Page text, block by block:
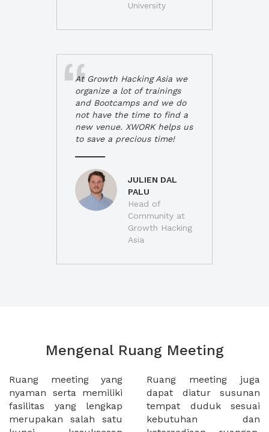
University
At Growth Hacking Asia we
organize a lot of trainings
and Bootcamps and we do
not have the time to find a
new venue. XWORK helps us
to save a precious time!
JULIEN DAL
PALU
Head of
Community at
Growth Hacking
Asia
Mengenal Ruang Meeting
Ruang meeting yang
nyaman serta memiliki
fasilitas yang lengkap
merupakan salah satu
Ruang meeting juga
dapat diatur susunan
tempat duduk sesuai
kebutuhan dan